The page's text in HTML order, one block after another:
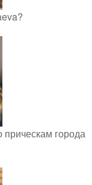
прическам города